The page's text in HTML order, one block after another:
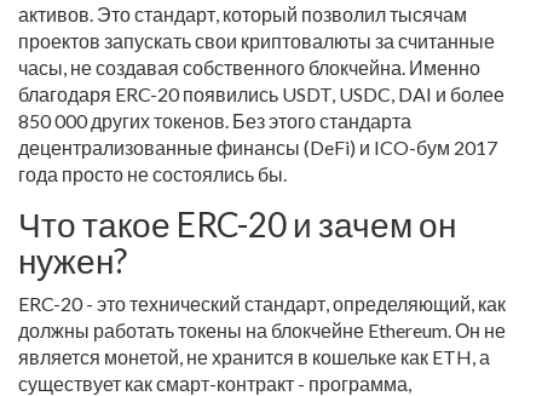
активов. Это стандарт, который позволил тысячам
проектов запускать свои криптовалюты за считанные
часы, не создавая собственного блокчейна. Именно
благодаря ERC-20 появились USDT, USDC, DAI и более
850 000 других токенов. Без этого стандарта
децентрализованные финансы (DeFi) и ICO-бум 2017
года просто не состоялись бы.
Что такое ERC-20 и зачем он
нужен?
ERC-20 - это технический стандарт, определяющий, как
должны работать токены на блокчейне Ethereum. Он не
является монетой, не хранится в кошельке как ETH, а
существует как смарт-контракт - программа,